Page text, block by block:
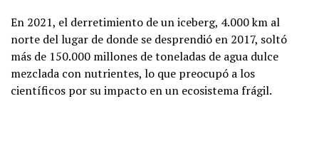
En 2021, el derretimiento de un iceberg, 4.000 km al
norte del lugar de donde se desprendió en 2017, soltó
más de 150.000 millones de toneladas de agua dulce
mezclada con nutrientes, lo que preocupó a los
científicos por su impacto en un ecosistema frágil.